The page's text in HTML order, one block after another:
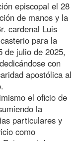
episcopal el 28
de manos y la
cardenal Luis
para la
de julio de 2025,
con
apostólica al
el oficio de
la
particulares y
como